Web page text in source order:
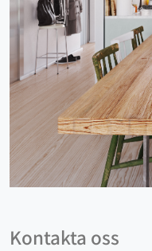
Kontakta oss